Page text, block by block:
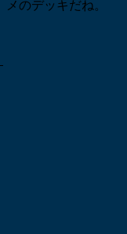
メのデッキだね。